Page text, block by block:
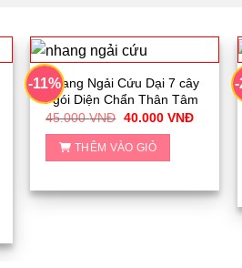
-11%Nhang Ngải Cứu Dại 7 cây
/ gói Diện Chẩn Thân Tâm
45.000VNĐ Giá
là:
45.000 VNĐ.
40.000 VNĐGiá
THÊM VÀO GIỎ
-